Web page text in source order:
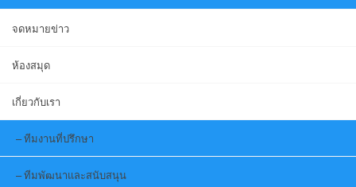
จดหมายข่าว
ห้องสมุด
เกี่ยวกับเรา
ทีมงานที่ปรึกษา
ทีมพัฒนาและสนับสนุน